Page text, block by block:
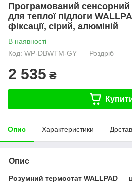
Програмований сенсорний
для теплої підлоги
фіксації, сірий, алюміній
В наявності
Код: WP-DBWTM-GY
Роздріб
2 535 ₴
Опис Характеристики
Опис
Розумний термостат WALLPAD —